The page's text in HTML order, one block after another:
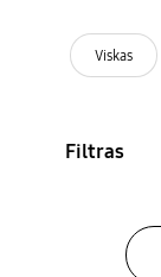
Viskas
Filtras